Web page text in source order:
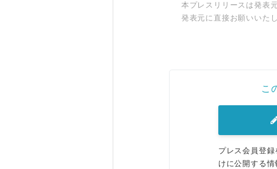
本プレスリリースは発表
発表元に直接お願いいたし
こ
プレス会員登
けに公開する情